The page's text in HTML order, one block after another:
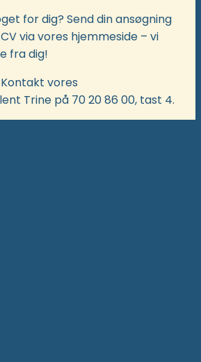
for dig? Send din ansøgning
via vores hjemmeside – vi
fra dig!
vores
Trine på 70 20 86 00, tast 4.